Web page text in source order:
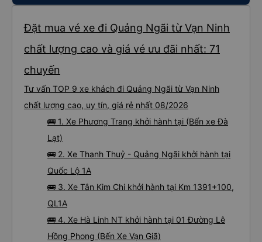
Đặt mua vé xe đi Quảng Ngãi từ Vạn Ninh
chất lượng cao và giá vé ưu đãi nhất: 71
chuyến
Tư vấn TOP 9 xe khách đi Quảng Ngãi từ Vạn Ninh
chất lượng cao, uy tín, giá rẻ nhất 08/2026
🚌 1. Xe Phương Trang khởi hành tại (Bến xe Đà
Lạt)
🚌 2. Xe Thanh Thuỷ - Quảng Ngãi khởi hành tại
Quốc Lộ 1A
🚌 3. Xe Tân Kim Chi khởi hành tại Km 1391+100,
QL1A
🚌 4. Xe Hà Linh NT khởi hành tại 01 Đường Lê
Hồng Phong (Bến Xe Vạn Giã)